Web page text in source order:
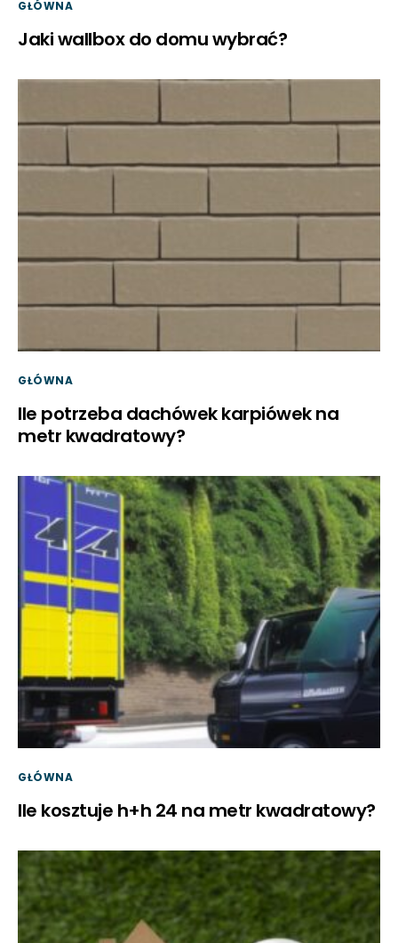
GŁÓWNA
Jaki wallbox do domu wybrać?
GŁÓWNA
Ile potrzeba dachówek karpiówek na
metr kwadratowy?
GŁÓWNA
Ile kosztuje h+h 24 na metr kwadratowy?